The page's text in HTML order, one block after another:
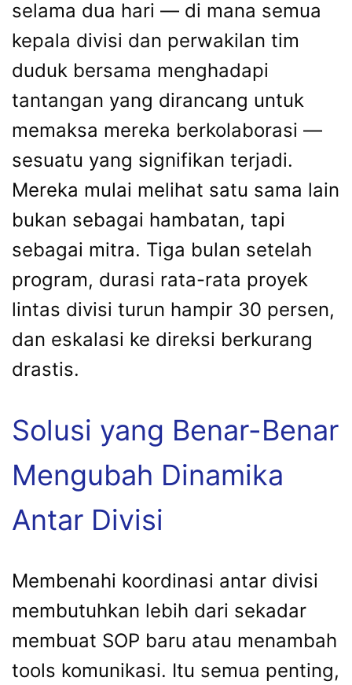
selama dua hari — di mana semua
kepala divisi dan perwakilan tim
duduk bersama menghadapi
tantangan yang dirancang untuk
memaksa mereka berkolaborasi —
sesuatu yang signifikan terjadi.
Mereka mulai melihat satu sama lain
bukan sebagai hambatan, tapi
sebagai mitra. Tiga bulan setelah
program, durasi rata-rata proyek
lintas divisi turun hampir 30 persen,
dan eskalasi ke direksi berkurang
drastis.
Solusi yang Benar-Benar
Mengubah Dinamika
Antar Divisi
Membenahi koordinasi antar divisi
membutuhkan lebih dari sekadar
membuat SOP baru atau menambah
tools komunikasi. Itu semua penting,